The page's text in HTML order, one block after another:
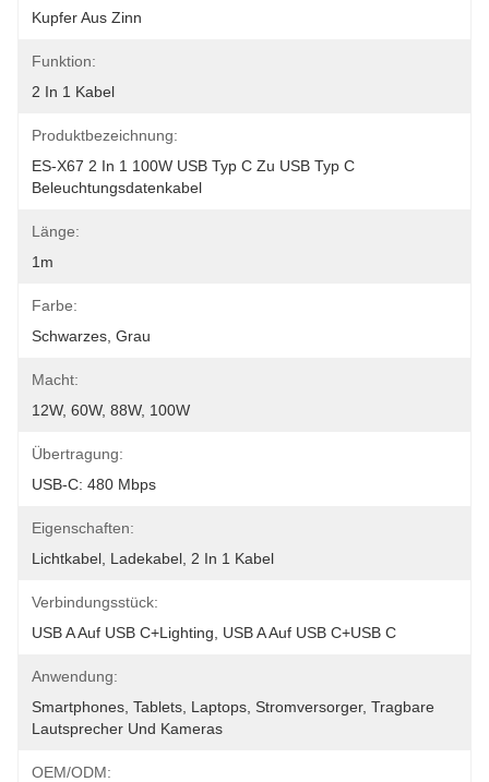
Kupfer Aus Zinn
Funktion:
2 In 1 Kabel
Produktbezeichnung:
ES-X67 2 In 1 100W USB Typ C Zu USB Typ C
Beleuchtungsdatenkabel
Länge:
1m
Farbe:
Schwarzes, Grau
Macht:
12W, 60W, 88W, 100W
Übertragung:
USB-C: 480 Mbps
Eigenschaften:
Lichtkabel, Ladekabel, 2 In 1 Kabel
Verbindungsstück:
USB A Auf USB C+Lighting, USB A Auf USB C+USB C
Anwendung:
Smartphones, Tablets, Laptops, Stromversorger, Tragbare
Lautsprecher Und Kameras
OEM/ODM: